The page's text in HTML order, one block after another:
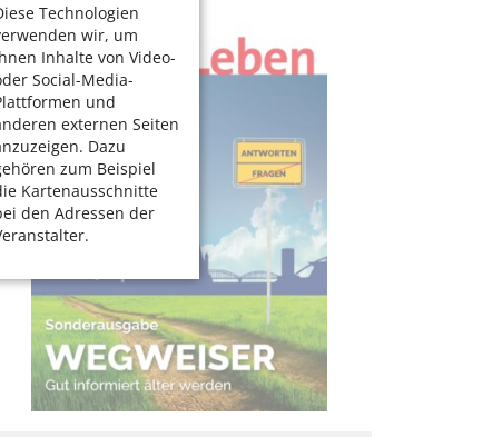
Technologien
wir, um
Inhalte von Video-
Social-Media-
und
externen Seiten
Dazu
zum Beispiel
Kartenausschnitte
den Adressen der